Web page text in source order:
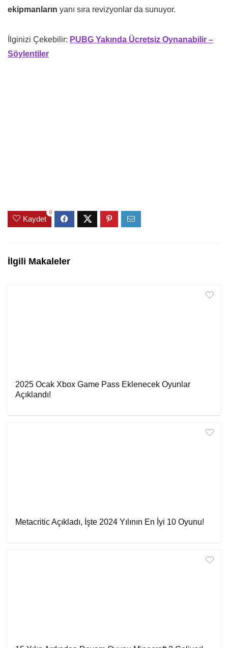
ekipmanların yanı sıra revizyonlar da sunuyor.
İlginizi Çekebilir: PUBG Yakında Ücretsiz Oynanabilir –
Söylentiler
Kaydet
0
İlgili Makaleler
2025 Ocak Xbox Game Pass Eklenecek Oyunlar
Açıklandı!
Metacritic Açıkladı, İşte 2024 Yılının En İyi 10 Oyunu!